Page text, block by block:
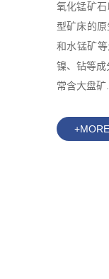
氧化锰矿
型矿床的
和水锰矿
镍、钻等
常含大盘矿...
+MORE